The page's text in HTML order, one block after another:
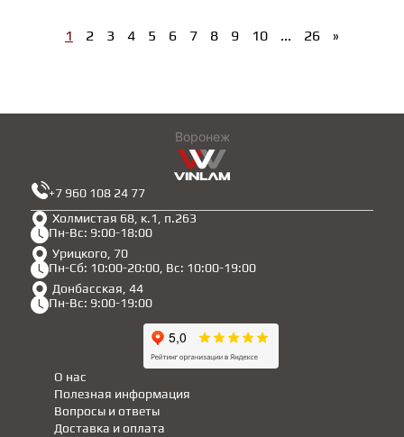
1 2 3 4 5 6 7 8 9 10 ... 26 »
Воронеж
Холмистая 68, к.1, п.263
Пн-Вс: 9:00-18:00
Урицкого, 70
Пн-Сб: 10:00-20:00, Вс: 10:00-19:00
Донбасская, 44
Пн-Вс: 9:00-19:00
+7 960 108 24 77
Полезная информация
Вопросы и ответы
Доставка и оплата
О нас